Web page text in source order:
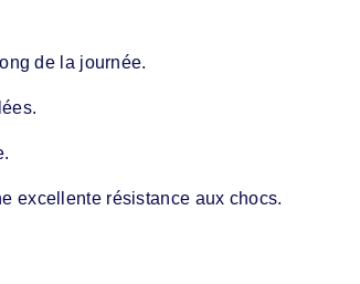
de la journée.
excellente résistance aux chocs.